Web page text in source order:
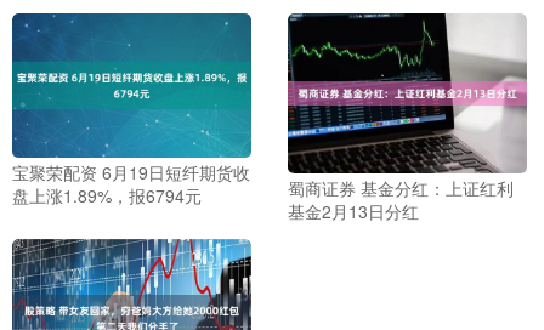
宝聚荣配资 6月19日短纤期货收
盘上涨1.89%，报6794元
蜀商证券 基金分红：上证红利
基金2月13日分红